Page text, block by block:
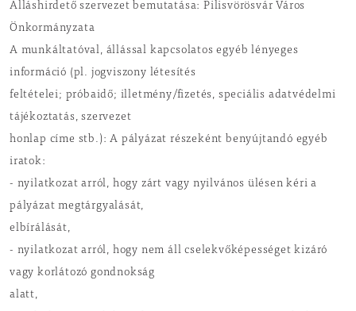
Álláshirdető szervezet bemutatása: Pilisvörösvár Város
Önkormányzata
A munkáltatóval, állással kapcsolatos egyéb lényeges
információ (pl. jogviszony létesítés
feltételei; próbaidő; illetmény/fizetés, speciális adatvédelmi
tájékoztatás, szervezet
honlap címe stb.): A pályázat részeként benyújtandó egyéb
iratok:
- nyilatkozat arról, hogy zárt vagy nyilvános ülésen kéri a
pályázat megtárgyalását,
elbírálását,
- nyilatkozat arról, hogy nem áll cselekvőképességet kizáró
vagy korlátozó gondnokság
alatt,